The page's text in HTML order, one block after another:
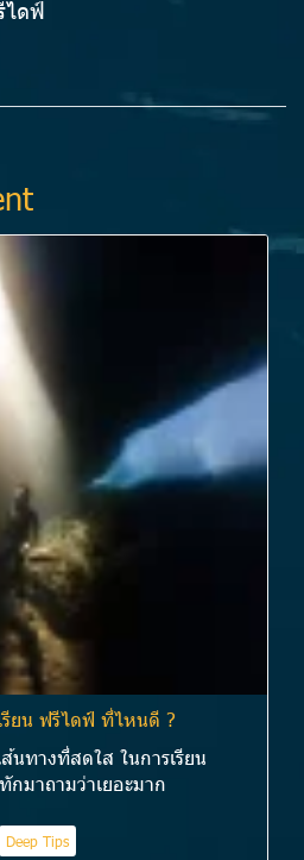
ไดฟ์
ยน ฟรีไดฟ์ ที่ไหนดี ?
นทางที่สดใส ในการเรียน
มาถามว่าเยอะมาก
Deep Tips